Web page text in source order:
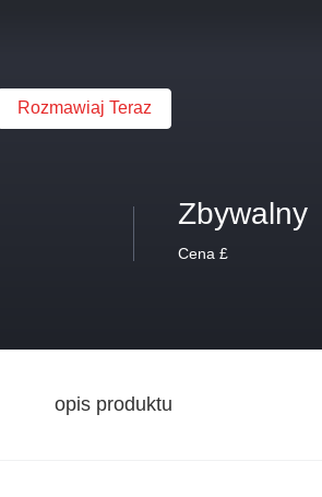
Rozmawiaj Teraz
Zbywalny
Cena £
opis produktu